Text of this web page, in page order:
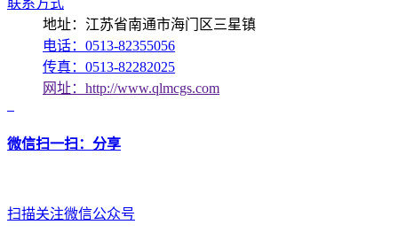
地址：江苏省南通市海门区三星镇
电话：0513-82355056
传真：0513-82282025
网址：http://www.qlmcgs.com
微信扫一扫：分享
扫描关注微信公众号